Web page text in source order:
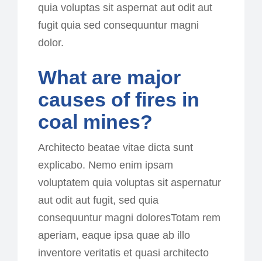
quia voluptas sit aspernat aut odit aut
fugit quia sed consequuntur magni
dolor.
What are major
causes of fires in
coal mines?
Architecto beatae vitae dicta sunt
explicabo. Nemo enim ipsam
voluptatem quia voluptas sit aspernatur
aut odit aut fugit, sed quia
consequuntur magni doloresTotam rem
aperiam, eaque ipsa quae ab illo
inventore veritatis et quasi architecto